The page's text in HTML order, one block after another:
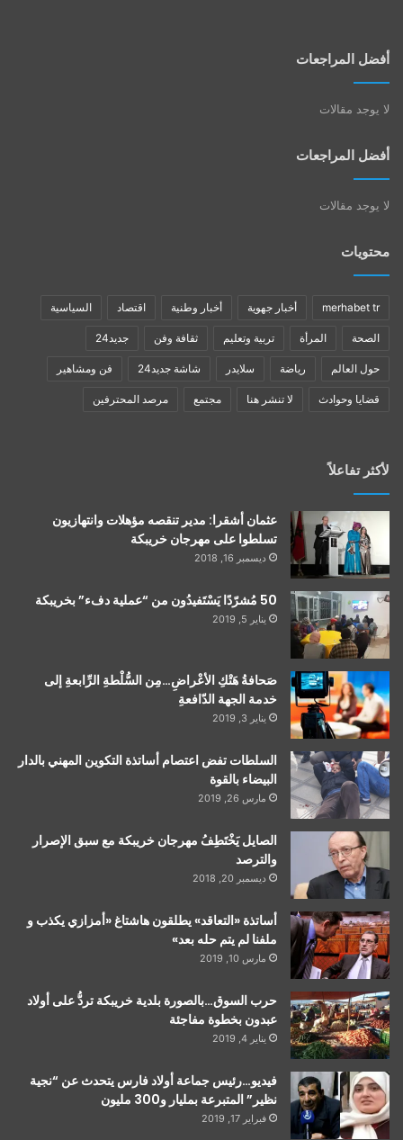
أفضل المراجعات
لا يوجد مقالات
أفضل المراجعات
لا يوجد مقالات
محتويات
merhabet tr أخبار جهوية أخبار وطنية اقتصاد السياسية
الصحة المرأة تربية وتعليم ثقافة وفن جديد24
حول العالم رياضة سلايدر شاشة جديد24 فن ومشاهير
قضايا وحوادث لا تنشر هنا مجتمع مرصد المحترفين
لأكثر تفاعلاً
عثمان أشقرا: مدير تنقصه مؤهلات وانتهازيون
تسلطوا على مهرجان خريبكة
ديسمبر 16, 2018
50 مُشرّدًا يَسْتَفيدُون من “عملية دفء” بخريبكة
يناير 5, 2019
صَحافةُ هَتْكِ الأعْراضِ…مِن السُّلْطةِ الرِّابعةِ إلى
خدمة الجهة الدّافعةِ
يناير 3, 2019
السلطات تفض اعتصام أساتذة التكوين المهني بالدار
البيضاء بالقوة
مارس 26, 2019
الصايل يَخْتَطِفُ مهرجان خريبكة مع سبق الإصرار
والترصد
ديسمبر 20, 2018
أساتذة «التعاقد» يطلقون هاشتاغ «أمزازي يكذب و
ملفنا لم يتم حله بعد»
مارس 10, 2019
حرب السوق…بالصورة بلدية خريبكة تردُّ على أولاد
عبدون بخطوة مفاجئة
يناير 4, 2019
فيديو…رئيس جماعة أولاد فارس يتحدث عن “نجية
نظير” المتبرعة بمليار و300 مليون
فبراير 17, 2019